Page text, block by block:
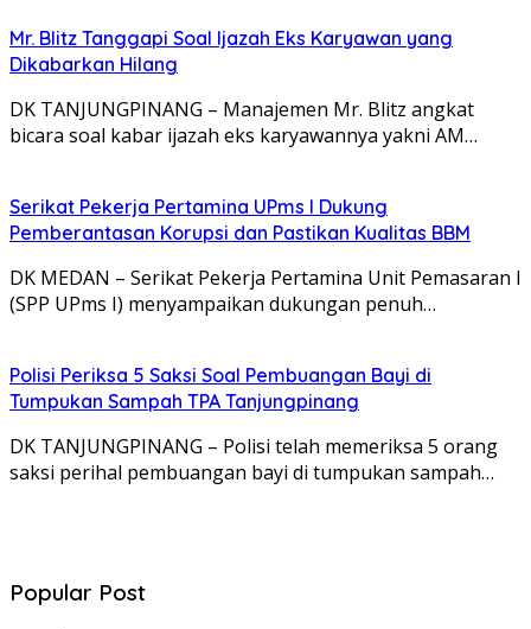
Mr. Blitz Tanggapi Soal Ijazah Eks Karyawan yang
Dikabarkan Hilang
DK TANJUNGPINANG – Manajemen Mr. Blitz angkat
bicara soal kabar ijazah eks karyawannya yakni AM…
Serikat Pekerja Pertamina UPms I Dukung
Pemberantasan Korupsi dan Pastikan Kualitas BBM
DK MEDAN – Serikat Pekerja Pertamina Unit Pemasaran I
(SPP UPms I) menyampaikan dukungan penuh…
Polisi Periksa 5 Saksi Soal Pembuangan Bayi di
Tumpukan Sampah TPA Tanjungpinang
DK TANJUNGPINANG – Polisi telah memeriksa 5 orang
saksi perihal pembuangan bayi di tumpukan sampah…
Popular Post